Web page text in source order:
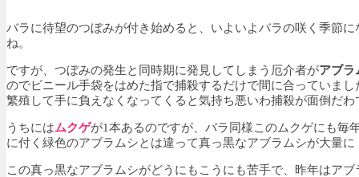
バラに待望のつぼみが付き始めると、いよいよバラの咲く季節
ね。
ですが、つぼみの発生と同時期に発見してしまう厄介者がアブラ
のでビニール手袋をはめた指で捕殺するだけで間に合っていま
繁殖して手に負えなくなってくると気持ち悪いわ捕殺が面倒だ
うちにはムクゲが1本あるのですが、バラ同様このムクゲにも毎
に付く緑色のアブラムシとは違って真っ黒なアブラムシが大量に
この真っ黒なアブラムシがどうにもこうにも苦手で、昨年はア